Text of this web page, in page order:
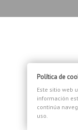
Política de
Este sitio web
información
continúa
uso.